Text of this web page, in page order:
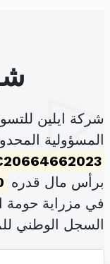
شركة ايلين
المسؤولية
برأس مال قدره
في مزراية حومة
السجل الوطني